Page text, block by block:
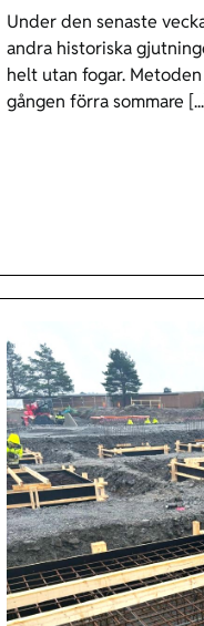
Under den senaste
andra historiska
helt utan fogar.
gången förra sommare